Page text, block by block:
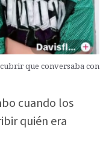
que conversaba con
cuando los
quién era